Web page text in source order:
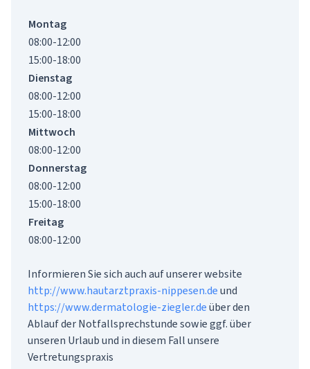
Montag
08:00-12:00
15:00-18:00
Dienstag
08:00-12:00
15:00-18:00
Mittwoch
08:00-12:00
Donnerstag
08:00-12:00
15:00-18:00
Freitag
08:00-12:00
http://www.hautarztpraxis-nippesen.de
https://www.dermatologie-ziegler.de über den
Ablauf der Notfallsprechstunde sowie ggf. über
unseren Urlaub und in diesem Fall unsere
Vertretungspraxis